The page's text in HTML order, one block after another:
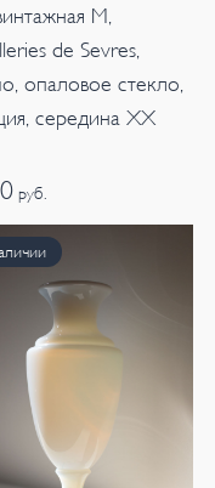
M,
de Sevres,
опаловое стекло,
середина XX
руб.